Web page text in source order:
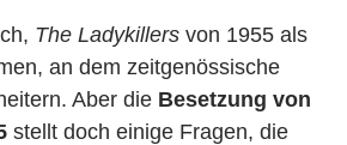
The Ladykillers von 1955 als
an dem zeitgenössische
Aber die Besetzung von
stellt doch einige Fragen, die